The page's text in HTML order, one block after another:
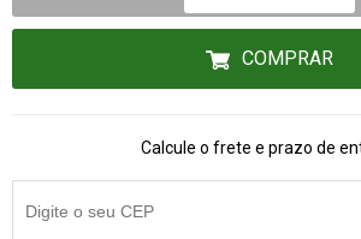
COMPRAR
Calcule o frete e prazo de